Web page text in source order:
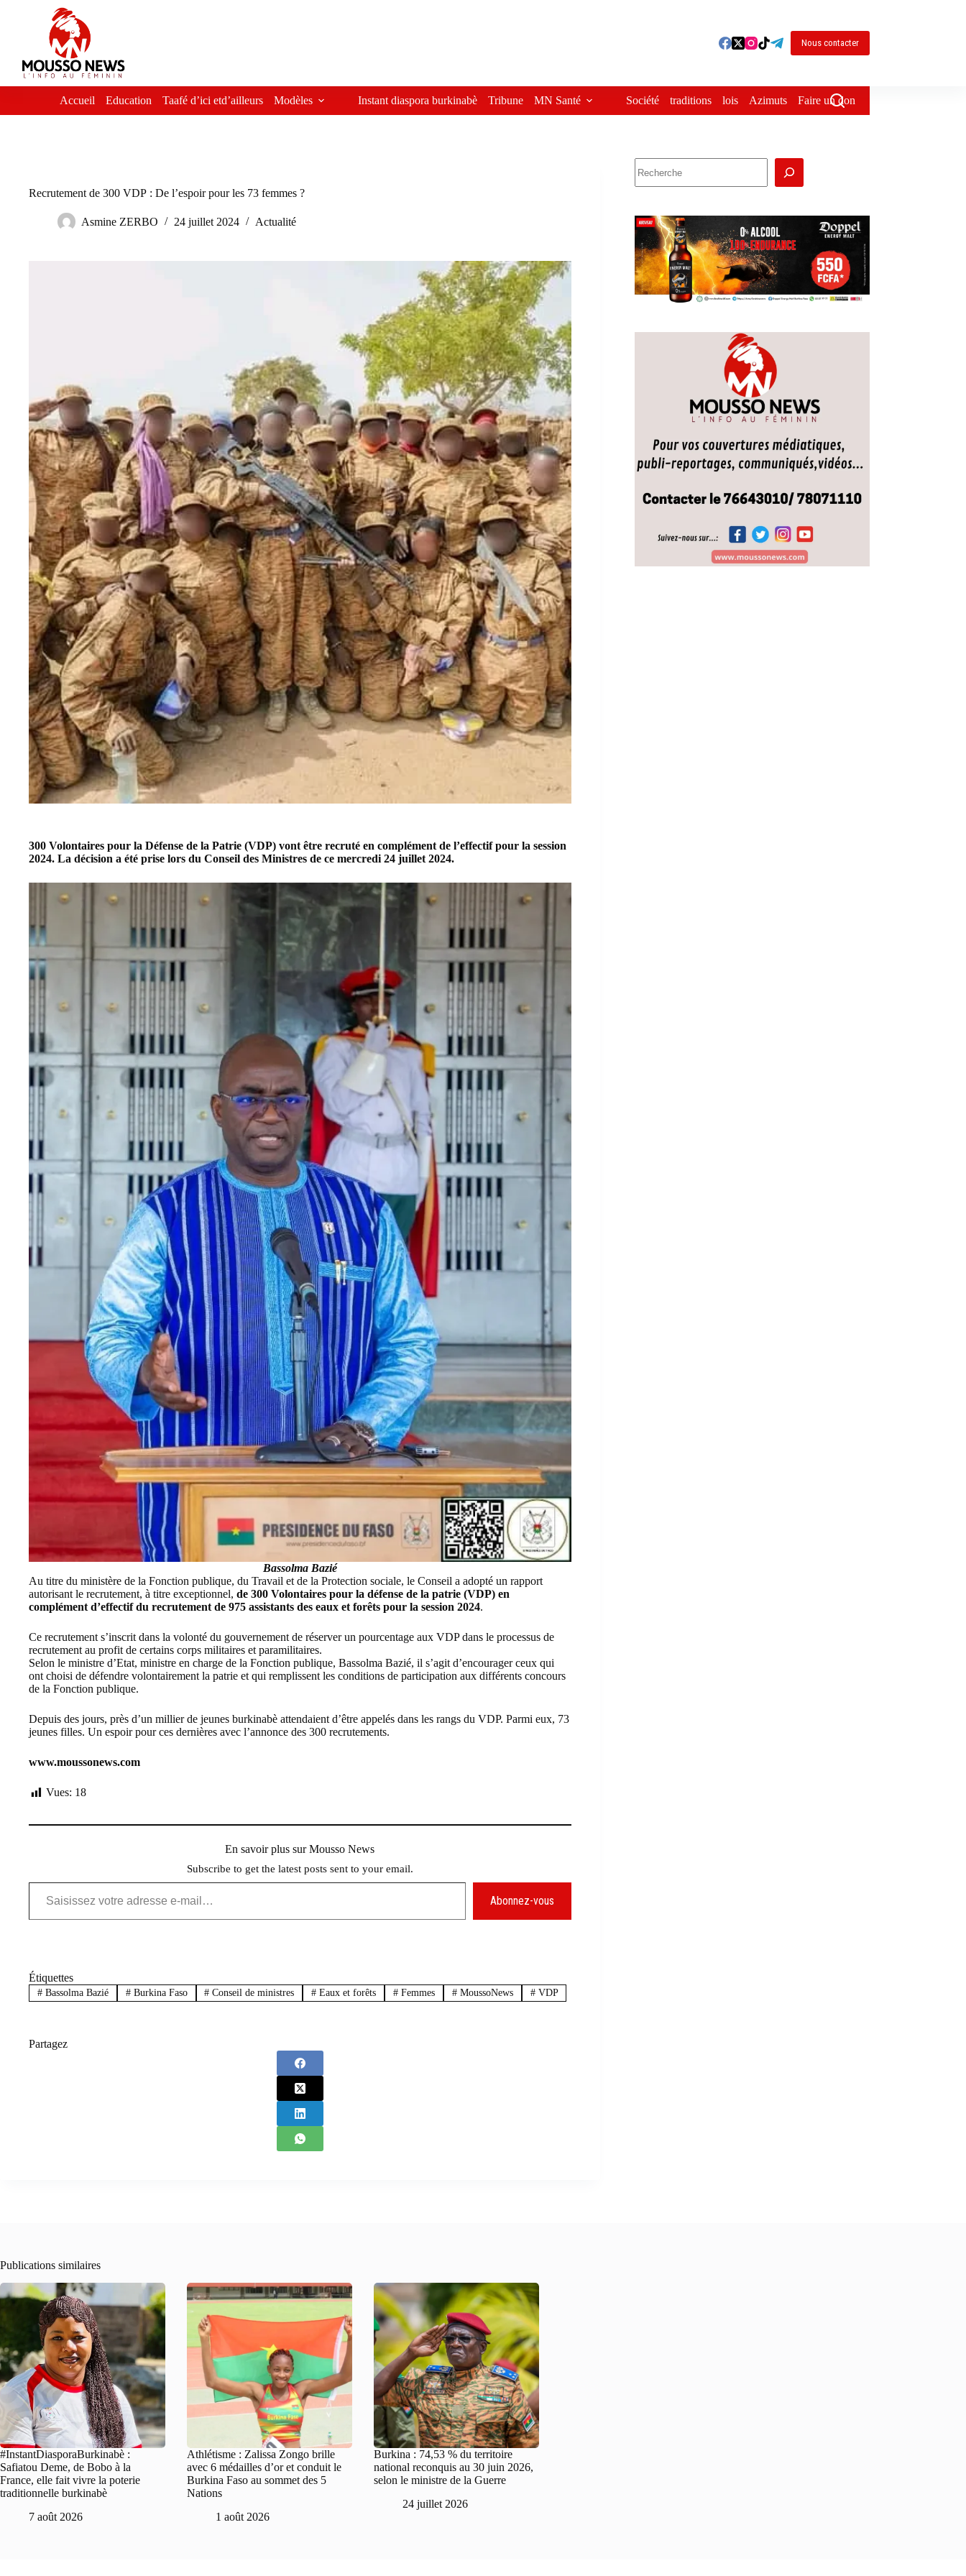
Nous contacter
Accueil Education Taafé d’ici etd’ailleurs Modèles Instant diaspora burkinabè Tribune MN Santé Société traditions lois Azimuts Faire un don
Recrutement de 300 VDP : De l’espoir pour les 73 femmes ?
Asmine ZERBO 24 juillet 2024 Actualité
300 Volontaires pour la Défense de la Patrie (VDP) vont être recruté en complément de l’effectif pour la session
2024. La décision a été prise lors du Conseil des Ministres de ce mercredi 24 juillet 2024.
Bassolma Bazié
Au titre du ministère de la Fonction publique, du Travail et de la Protection sociale, le Conseil a adopté un rapport
autorisant le recrutement, à titre exceptionnel, de 300 Volontaires pour la défense de la patrie (VDP) en
complément d’effectif du recrutement de 975 assistants des eaux et forêts pour la session 2024.
Ce recrutement s’inscrit dans la volonté du gouvernement de réserver un pourcentage aux VDP dans le processus de
recrutement au profit de certains corps militaires et paramilitaires.
Selon le ministre d’Etat, ministre en charge de la Fonction publique, Bassolma Bazié, il s’agit d’encourager ceux qui
ont choisi de défendre volontairement la patrie et qui remplissent les conditions de participation aux différents concours
de la Fonction publique.
Depuis des jours, près d’un millier de jeunes burkinabè attendaient d’être appelés dans les rangs du VDP. Parmi eux, 73
jeunes filles. Un espoir pour ces dernières avec l’annonce des 300 recrutements.
www.moussonews.com
Vues: 18
En savoir plus sur Mousso News
Subscribe to get the latest posts sent to your email.
Saisissez votre adresse e-mail…
Abonnez-vous
Étiquettes
#Bassolma Bazié #Burkina Faso # Conseil de ministres # Eaux et forêts # Femmes #MoussoNews #VDP
Partagez
Publications similaires
#InstantDiasporaBurkinabè :
Safiatou Deme, de Bobo à la
France, elle fait vivre la poterie
traditionnelle burkinabè
7 août 2026
Athlétisme : Zalissa Zongo brille
avec 6 médailles d’or et conduit le
Burkina Faso au sommet des 5
Nations
1 août 2026
Burkina : 74,53 % du territoire
national reconquis au 30 juin 2026,
selon le ministre de la Guerre
24 juillet 2026